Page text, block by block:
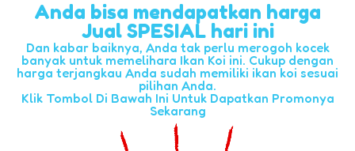
Anda bisa mendapatkan harga
Jual SPESIAL hari ini
Dan kabar baiknya, Anda tak perlu merogoh kocek
banyak untuk memelihara Ikan Koi ini. Cukup dengan
harga terjangkau Anda sudah memiliki ikan koi sesuai
pilihan Anda.
Klik Tombol Di Bawah Ini Untuk Dapatkan Promonya
Sekarang